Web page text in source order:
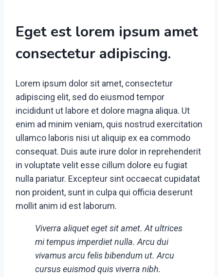
Eget est lorem ipsum amet
consectetur adipiscing.
Lorem ipsum dolor sit amet, consectetur
adipiscing elit, sed do eiusmod tempor
incididunt ut labore et dolore magna aliqua. Ut
enim ad minim veniam, quis nostrud exercitation
ullamco laboris nisi ut aliquip ex ea commodo
consequat. Duis aute irure dolor in reprehenderit
in voluptate velit esse cillum dolore eu fugiat
nulla pariatur. Excepteur sint occaecat cupidatat
non proident, sunt in culpa qui officia deserunt
mollit anim id est laborum.
Viverra aliquet eget sit amet. At ultrices
mi tempus imperdiet nulla. Arcu dui
vivamus arcu felis bibendum ut. Arcu
cursus euismod quis viverra nibh.